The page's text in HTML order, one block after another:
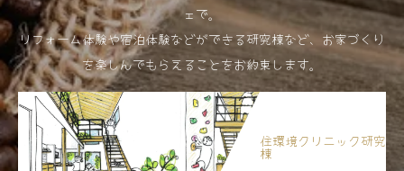
ェで。
リフォーム体験や宿泊体験などができる研究棟など、お家づくり
を楽しんでもらえることをお約束します。
住環境クリニック研究
棟